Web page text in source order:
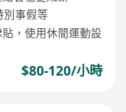
別事假等
，使用休閒運動設
$80-120/小時